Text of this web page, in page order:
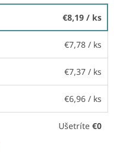
€8,19 / ks
€7,78 / ks
€7,37 / ks
€6,96 / ks
Ušetríte €0